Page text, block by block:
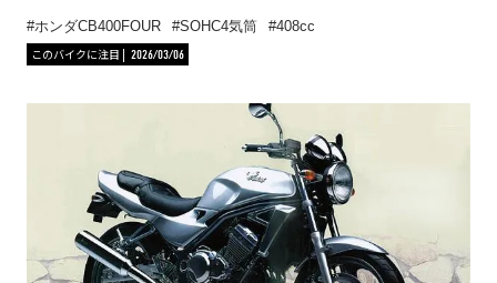
ホンダCB400FOUR SOHC4気筒
408cc
このバイクに注目
2026/03/06